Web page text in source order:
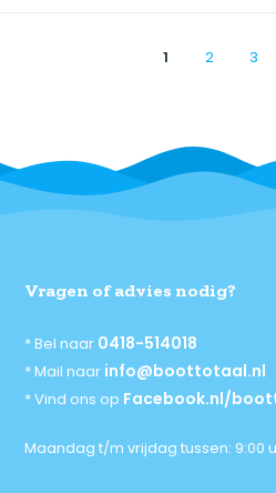
1 2 3
Vragen of advies nodig?
* Bel naar 0418-514018
* Mail naar info@boottotaal.nl
* Vind ons op Facebook.nl/
Maandag t/m vrijdag tussen: 9:00